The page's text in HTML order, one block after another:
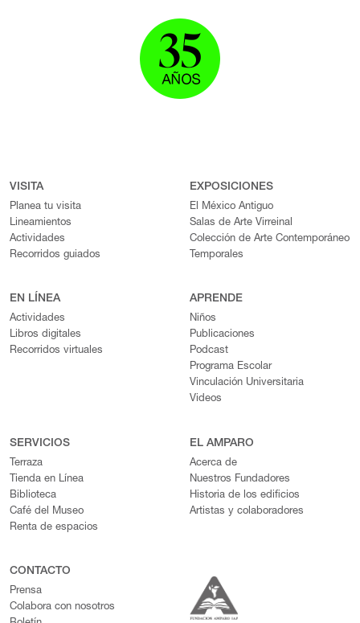
VISITA
Planea tu visita
Lineamientos
Actividades
Recorridos guiados
EXPOSICIONES
El México Antiguo
Salas de Arte Virreinal
Colección de Arte Contemporáneo
Temporales
EN LÍNEA
Actividades
Libros digitales
Recorridos virtuales
APRENDE
Niños
Publicaciones
Podcast
Programa Escolar
Vinculación Universitaria
Videos
SERVICIOS
Terraza
Tienda en Línea
Biblioteca
Café del Museo
Renta de espacios
EL AMPARO
Acerca de
Nuestros Fundadores
Historia de los edificios
Artistas y colaboradores
CONTACTO
Prensa
Colabora con nosotros